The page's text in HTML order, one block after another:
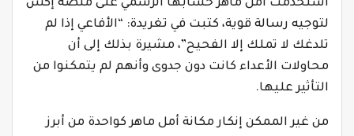
استخدمت أمل ماهر حسابها الرسمي على منصة إكس
لتوجيه رسالة قوية، كتبت في تغريدة: “الأفاعي إذا لم
تلدغك لا تملك إلا الفحيح”، مشيرة بذلك إلى أن
محاولات الأعداء كانت دون جدوى وأنهم لم يتمكنوا من
التأثير عليها.
من غير الممكن إنكار مكانة أمل ماهر كواحدة من أبرز